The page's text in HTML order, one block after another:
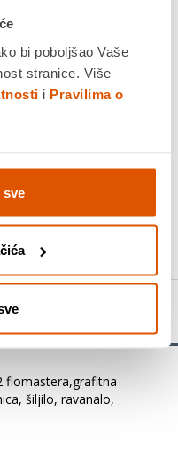
bi poboljšao Vaše
stranice. Više
i Pravilima o
sve
bankarstvom, karticama
flomastera,grafitna
šiljilo, ravanalo,